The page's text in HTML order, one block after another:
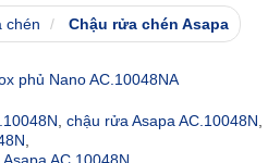
chén Chậu rửa chén Asapa
chậu rửa Asapa AC.10048N